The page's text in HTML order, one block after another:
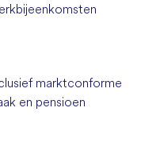
marktconforme
en pensioen